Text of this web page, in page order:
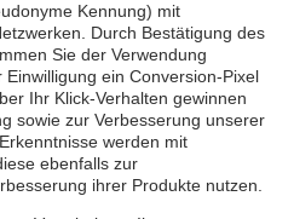
Kennung) mit
Durch Bestätigung des
Sie der Verwendung
ein Conversion-Pixel
Ihr Klick-Verhalten gewinnen
sowie zur Verbesserung unserer
werden mit
ebenfalls zur
ihrer Produkte nutzen.